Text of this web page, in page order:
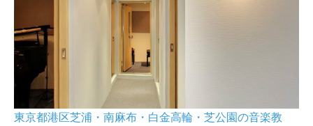
東京都港区芝浦・南麻布・白金高輪・芝公園の音楽教